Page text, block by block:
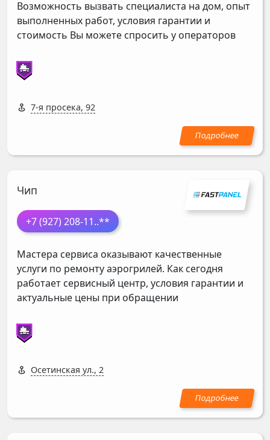
Возможность вызвать специалиста на дом, опыт
выполненных работ, условия гарантии и
стоимость Вы можете спросить у операторов
7-я просека, 92
Чип
+7 (927) 208-11..**
Мастера сервиса оказывают качественные
услуги по ремонту аэрогрилей. Как сегодня
работает сервисный центр, условия гарантии и
актуальные цены при обращении
Осетинская ул., 2